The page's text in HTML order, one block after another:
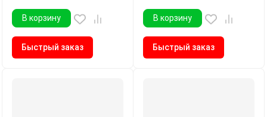
В корзину
Быстрый заказ
В корзину
Быстрый заказ